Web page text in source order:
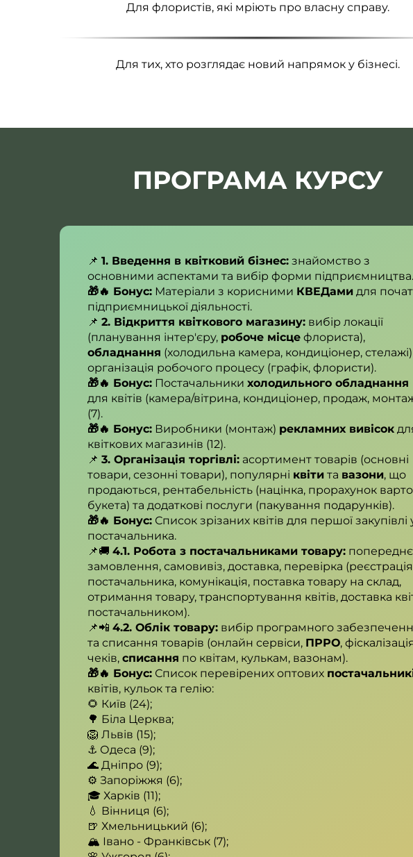
Для флористів, які мріють про власну справу.
Для тих, хто розглядає новий напрямок у бізнесі.
ПРОГРАМА КУРСУ
📌 1. Введення в квітковий бізнес: знайомство з
основними аспектами та вибір форми підприємництва.
🎁🔥 Бонус: Матеріали з корисними КВЕДами для
підприємницької діяльності.
📌 2. Відкриття квіткового магазину: вибір локації
(планування інтер'єру, робоче місце флориста),
обладнання (холодильна камера, кондиціонер, стелажі)
організація робочого процесу (графік, флористи).
🎁🔥 Бонус: Постачальники холодильного обладнання
для квітів (камера/вітрина, кондиціонер, продаж,
(7).
🎁🔥 Бонус: Виробники (монтаж) рекламних вивісок
квіткових магазинів (12).
📌 3. Організація торгівлі: асортимент товарів (основні
товари, сезонні товари), популярні квіти та вазони, що
продаються, рентабельність (націнка, прорахунок
букета) та додаткові послуги (пакування подарунків).
🎁🔥 Бонус: Список зрізаних квітів для першої закупівлі
постачальника.
📌🚚 4.1. Робота з постачальниками товару: попереднє
замовлення, самовивіз, доставка, перевірка
постачальника, комунікація, поставка товару на склад,
отримання товару, транспортування квітів, доставка
постачальником).
📌📲 4.2. Облік товару: вибір програмного
та списання товарів (онлайн сервіси, ПРРО,
чеків, списання по квітам, кулькам, вазонам).
🎁🔥 Бонус: Список перевірених оптових
квітів, кульок та гелію:
🌻 Київ (24);
🌳 Біла Церква;
🦁 Львів (15);
⚓️ Одеса (9);
🌊 Дніпро (9);
⚙️ Запоріжжя (6);
🎓 Харків (11);
💧 Вінниця (6);
🍺 Хмельницький (6);
🏔️ Івано - Франківськ (7);